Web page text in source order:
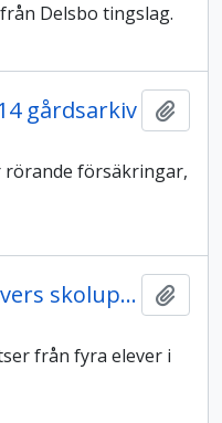
Delsbo tingslag.
gårdsarkiv
försäkringar,
Delsbo socken: Fyra elevers skoluppsatser
från fyra elever i